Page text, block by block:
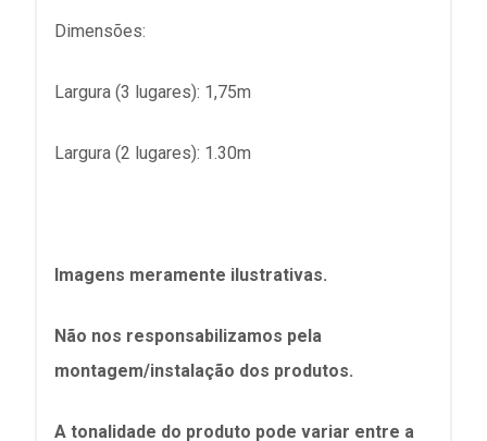
Dimensões:
Largura (3 lugares): 1,75m
Largura (2 lugares): 1.30m
Imagens meramente ilustrativas.
Não nos responsabilizamos pela
montagem/instalação dos produtos.
A tonalidade do produto pode variar entre a